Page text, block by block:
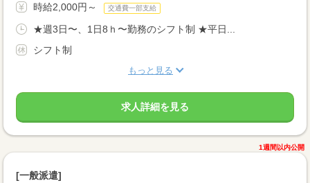
時給2,000円～ 交通費一部支給
★週3日〜、1日8ｈ〜勤務のシフト制 ★平日...
シフト制
もっと見る
求人詳細を見る
1週間以内公開
[一般派遣]